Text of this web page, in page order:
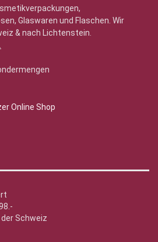
Glaswaren und Flaschen. Wir
& nach Lichtenstein.
.
Schweiz